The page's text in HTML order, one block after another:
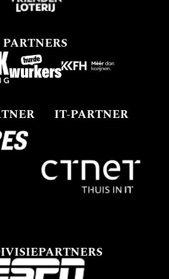
PARTNERS
IT-PARTNER